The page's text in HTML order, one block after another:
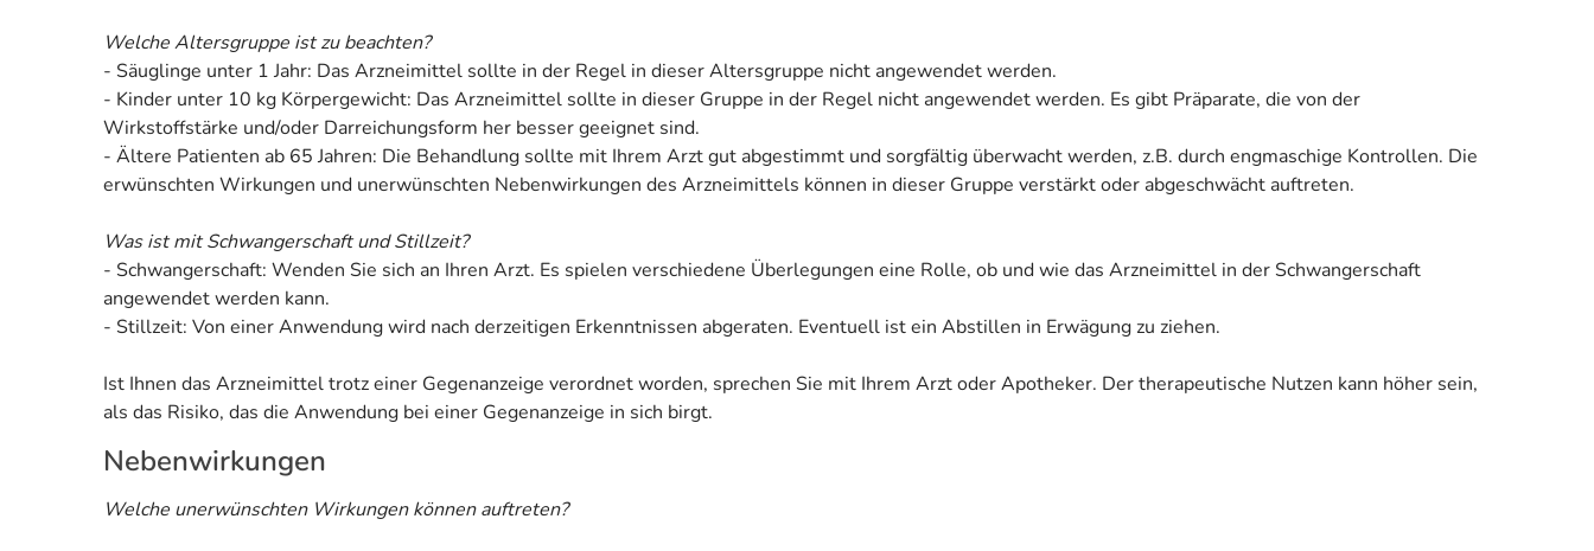
Welche Altersgruppe ist zu beachten?
- Säuglinge unter 1 Jahr: Das Arzneimittel sollte in der Regel in dieser Altersgruppe nicht angewendet werden.
- Kinder unter 10 kg Körpergewicht: Das Arzneimittel sollte in dieser Gruppe in der Regel nicht angewendet werden. Es gibt Präparate, die von der
Wirkstoffstärke und/oder Darreichungsform her besser geeignet sind.
- Ältere Patienten ab 65 Jahren: Die Behandlung sollte mit Ihrem Arzt gut abgestimmt und sorgfältig überwacht werden, z.B. durch engmaschige Kontrollen. Die
erwünschten Wirkungen und unerwünschten Nebenwirkungen des Arzneimittels können in dieser Gruppe verstärkt oder abgeschwächt auftreten.
Was ist mit Schwangerschaft und Stillzeit?
- Schwangerschaft: Wenden Sie sich an Ihren Arzt. Es spielen verschiedene Überlegungen eine Rolle, ob und wie das Arzneimittel in der Schwangerschaft
angewendet werden kann.
- Stillzeit: Von einer Anwendung wird nach derzeitigen Erkenntnissen abgeraten. Eventuell ist ein Abstillen in Erwägung zu ziehen.
Ist Ihnen das Arzneimittel trotz einer Gegenanzeige verordnet worden, sprechen Sie mit Ihrem Arzt oder Apotheker. Der therapeutische Nutzen kann höher sein,
als das Risiko, das die Anwendung bei einer Gegenanzeige in sich birgt.
Nebenwirkungen
Welche unerwünschten Wirkungen können auftreten?